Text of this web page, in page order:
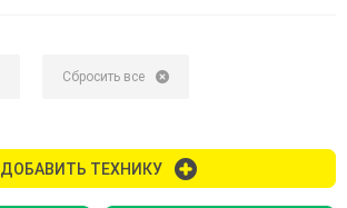
Сбросить все
ДОБАВИТЬ ТЕХНИКУ